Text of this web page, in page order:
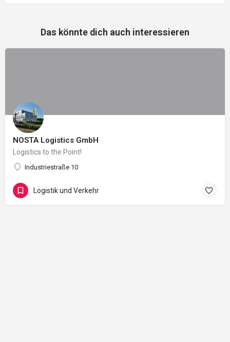
Das könnte dich auch interessieren
NOSTA Logistics GmbH
Logistics to the Point!
Industriestraße 10
Logistik und Verkehr